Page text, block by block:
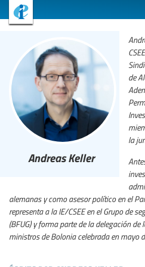
Andreas Keller
de
la
alemanas y como asesor político en el
representa a la IE/CSEE en el Grupo de
(BFUG) y forma parte de la delegación de
ministros de Bolonia celebrada en mayo